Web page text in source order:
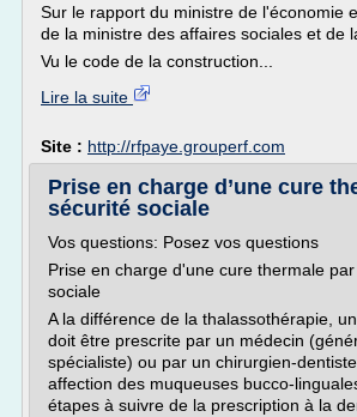
Sur le rapport du ministre de l'économie
de la ministre des affaires sociales et de
Vu le code de la construction...
Lire la suite
Site : http://rfpaye.grouperf.com
Prise en charge d’une cure
sécurité sociale
Vos questions: Posez vos questions
Prise en charge d'une cure thermale
sociale
A la différence de la thalassothérapie,
doit être prescrite par un médecin
spécialiste) ou par un chirurgien-
affection des muqueuses bucco-
étapes à suivre de la prescription à la